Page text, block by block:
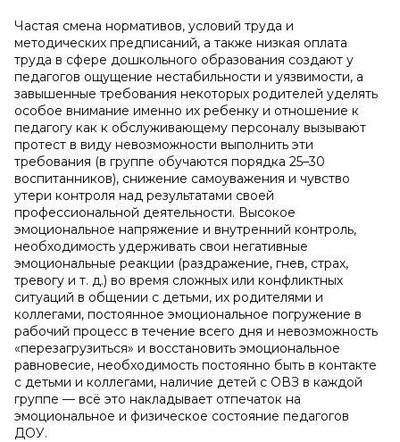
Частая смена нормативов, условий труда и
методических предписаний, а также низкая оплата
труда в сфере дошкольного образования создают у
педагогов ощущение нестабильности и уязвимости, а
завышенные требования некоторых родителей уделять
особое внимание именно их ребенку и отношение к
педагогу как к обслуживающему персоналу вызывают
протест в виду невозможности выполнить эти
требования (в группе обучаются порядка 25–30
воспитанников), снижение самоуважения и чувство
утери контроля над результатами своей
профессиональной деятельности. Высокое
эмоциональное напряжение и внутренний контроль,
необходимость удерживать свои негативные
эмоциональные реакции (раздражение, гнев, страх,
тревогу и т. д.) во время сложных или конфликтных
ситуаций в общении с детьми, их родителями и
коллегами, постоянное эмоциональное погружение в
рабочий процесс в течение всего дня и невозможность
«перезагрузиться» и восстановить эмоциональное
равновесие, необходимость постоянно быть в контакте
с детьми и коллегами, наличие детей с ОВЗ в каждой
группе — всё это накладывает отпечаток на
эмоциональное и физическое состояние педагогов
ДОУ.